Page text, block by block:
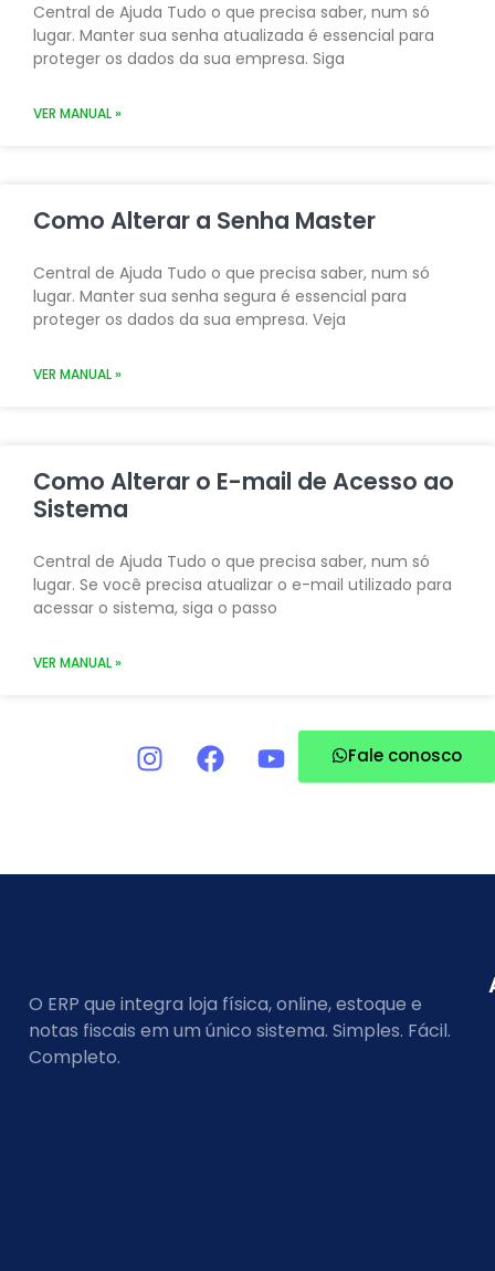
Central de Ajuda Tudo o que precisa saber, num só
lugar. Manter sua senha atualizada é essencial para
proteger os dados da sua empresa. Siga
VER MANUAL »
Como Alterar a Senha Master
Central de Ajuda Tudo o que precisa saber, num só
lugar. Manter sua senha segura é essencial para
proteger os dados da sua empresa. Veja
VER MANUAL »
Como Alterar o E-mail de Acesso ao
Sistema
Central de Ajuda Tudo o que precisa saber, num só
lugar. Se você precisa atualizar o e-mail utilizado para
acessar o sistema, siga o passo
VER MANUAL »
Fale conosco
O ERP que integra loja física, online, estoque e
notas fiscais em um único sistema. Simples. Fácil.
Completo.